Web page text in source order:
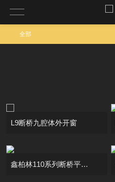
L9断桥九腔体外开窗
鑫柏林110系列断桥平开窗
全部